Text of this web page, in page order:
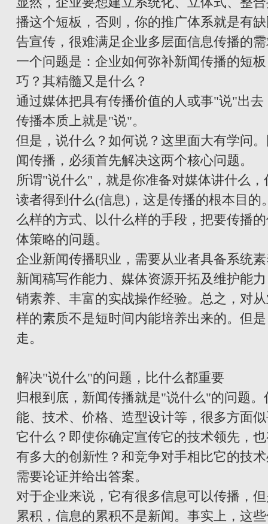
播这个短板，否则，你的推广体系就是有
告宣传，很难满足企业多层面信息传播的
一个问题是：企业如何弥补新闻传播的短
巧？其精髓又是什么？
通过媒体把具有传播价值的人或事"说"出
传播本质上就是"说"。
但是，说什么？如何说？这里面大有学问
闻传播，必须首先解决这两个核心问题。
所谓"说什么"，就是你准备对媒体讲什么
读者得到什么(信息)，这是传播的根本目
么样的方式、以什么样的手段，把要传播
体策略的问题。
企业新闻传播职业，需要从业者具备系统
新闻稿写作能力、媒体资源开拓及维护能
销素养、丰富的实战操作经验。总之，对
样的素质不是短时间内能培养出来的。但
走。
解决"说什么"的问题，比什么都重要
归根到底，新闻传播就是"说什么"的问题
能、技术、价格、造型设计等，很多方面
它什么？即使你确定宣传它的技术领先，
有多大的创新性？和竞争对手相比它的技
需要论证并给出答案。
对于企业来说，它有很多信息可以传播，
累积，信息的累积不是新闻。事实上，这